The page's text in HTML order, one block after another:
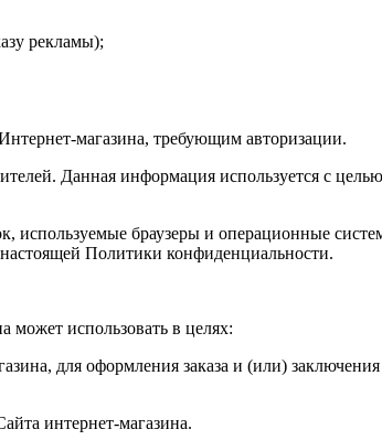
рекламы);
магазина, требующим авторизации.
Данная информация используется с
используемые браузеры и операционные
Политики конфиденциальности.
может использовать в целях:
для оформления заказа и (или)
интернет-магазина.